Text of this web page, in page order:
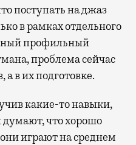
поступать на джаз
в рамках отдельного
профильный
проблема сейчас
а в их подготовке.
какие-то навыки,
думают, что хорошо
играют на среднем